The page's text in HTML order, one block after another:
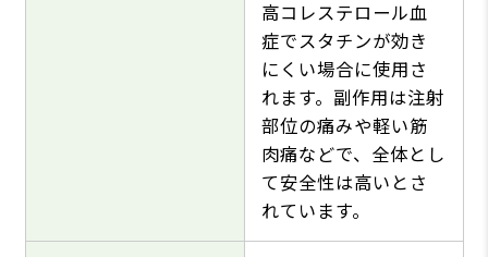
高コレステロール血
症でスタチンが効き
にくい場合に使用さ
れます。副作用は注射
部位の痛みや軽い筋
肉痛などで、全体とし
て安全性は高いとさ
れています。